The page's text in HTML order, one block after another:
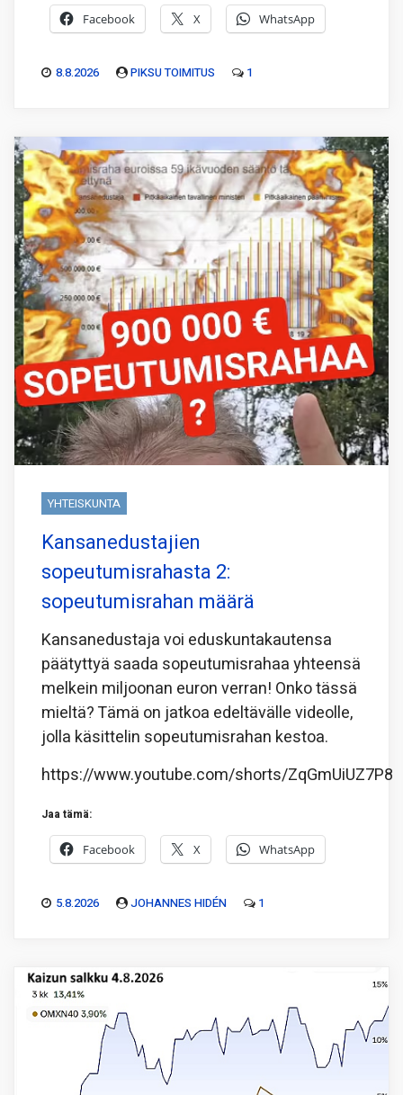
Facebook X WhatsApp
8.8.2026 PIKSU TOIMITUS 1
YHTEISKUNTA
Kansanedustajien
sopeutumisrahasta 2:
sopeutumisrahan määrä
Kansanedustaja voi eduskuntakautensa
päätyttyä saada sopeutumisrahaa yhteensä
melkein miljoonan euron verran! Onko tässä
mieltä? Tämä on jatkoa edeltävälle videolle,
jolla käsittelin sopeutumisrahan kestoa.
https://www.youtube.com/shorts/ZqGmUiUZ7P8
Jaa tämä:
Facebook X WhatsApp
5.8.2026 JOHANNES HIDÉN 1